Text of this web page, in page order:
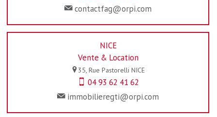
contactfag@orpi.com
NICE
Vente & Location
35, Rue Pastorelli NICE
04 93 62 41 62
immobilieregti@orpi.com